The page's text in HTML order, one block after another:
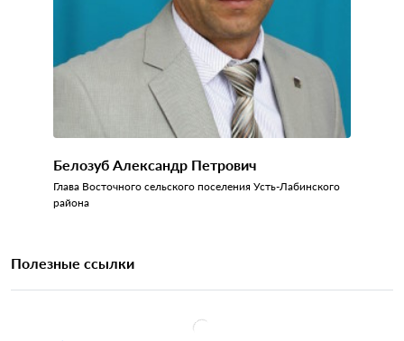
Белозуб Александр Петрович
Глава Восточного сельского поселения Усть-Лабинского
района
Полезные ссылки